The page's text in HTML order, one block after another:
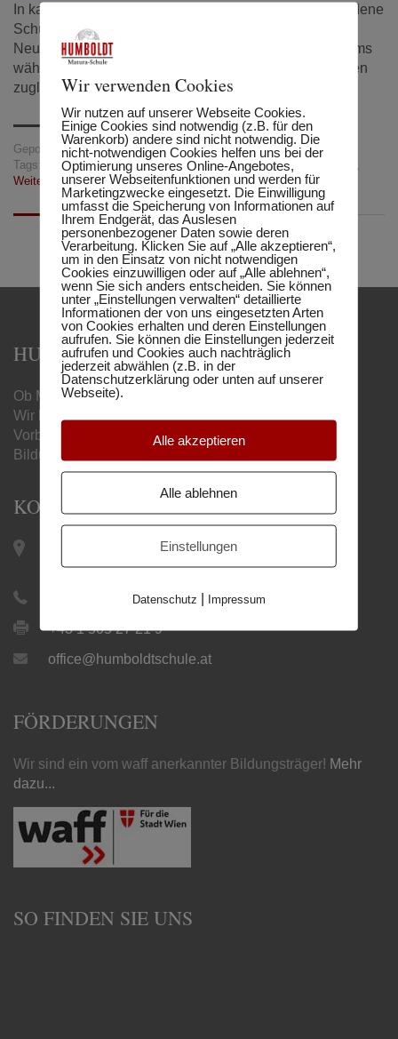
In kaum einem anderen Land gibt es so viele verschiedene
Schulformen zwischen denen Jugendliche nach der
Neuen Mittelschule oder der Unterstufe des Gymnasiums
wählen können. Doch die Vielfalt kann Fluch und Segen
zugleich sein.
Gepostet in: Tipps und Tricks
Tags:
AHS, BHS, BMS, BRP, HAK, HAS, Schule
Weiterbildung
HUMBOLDT MATURA-SCHULE
Ob Matura, Handelsschule oder Berufsreifeprüfung –
Wir begleiten Sie mit unseren online
Vorbereitungslehrgängen zum gewünschten
Bildungsabschluss.
KONTAKT
Keplerplatz 12 / Top 19 |
1100 Wien
+43 1 505 27 21
+43 1 505 27 21 9
office@humboldtschule.at
FÖRDERUNGEN
Wir sind ein vom waff anerkannter Bildungsträger! Mehr
dazu...
SO FINDEN SIE UNS
Wir verwenden Cookies
Wir nutzen auf unserer Webseite Cookies.
Einige Cookies sind notwendig (z.B. für den
Warenkorb) andere sind nicht notwendig. Die
nicht-notwendigen Cookies helfen uns bei der
Optimierung unseres Online-Angebotes,
unserer Webseitenfunktionen und werden für
Marketingzwecke eingesetzt. Die Einwilligung
umfasst die Speicherung von Informationen auf
Ihrem Endgerät, das Auslesen
personenbezogener Daten sowie deren
Verarbeitung. Klicken Sie auf „Alle akzeptieren“,
um in den Einsatz von nicht notwendigen
Cookies einzuwilligen oder auf „Alle ablehnen“,
wenn Sie sich anders entscheiden. Sie können
unter „Einstellungen verwalten“ detaillierte
Informationen der von uns eingesetzten Arten
von Cookies erhalten und deren Einstellungen
aufrufen. Sie können die Einstellungen jederzeit
aufrufen und Cookies auch nachträglich
jederzeit abwählen (z.B. in der
Datenschutzerklärung oder unten auf unserer
Webseite).
Alle akzeptieren
Alle ablehnen
Einstellungen
Datenschutz Impressum